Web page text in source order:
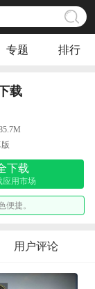
专题 排行
载
下载
应用市场
便捷。
用户评论